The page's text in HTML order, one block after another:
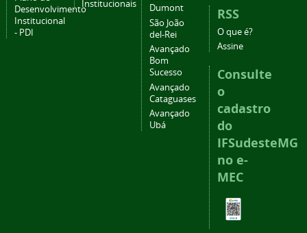
Desenvolvimento
Institucional
- PDI
Institucionais
Dumont
São João
del-Rei
Avançado
Bom
Sucesso
Avançado
Cataguases
Avançado
Ubá
RSS
O que é?
Assine
Consulte
o
cadastro
do
IFSudesteMG
no e-
MEC